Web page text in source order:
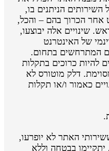
הניתנים בו,
הכרוך בהם – והכל,
שינויים אלה יבוצעו,
של האינטרנט
המתרחשים בתחום.
להיות כרוכים בתקלות
דלק מוטורס לא
כאמור ו/או תקלות
האתר לא יופרעו,
בבטחה וללא